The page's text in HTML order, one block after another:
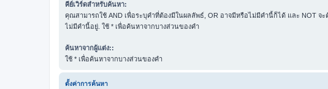
คีย์เวิร์ดสำหรับค้นหา:
คุณสามารถใช้ AND เพื่อระบุคำที่ต้องมีในผลลัพธ์, OR อาจมีหรือไม่มีคำนี้ก็ได้ และ NOT จะ
ไม่มีคำนี้อยู่. ใช้ * เพื่อค้นหาจากบางส่วนของคำ
ค้นหาจากผู้แต่ง::
ใช้ * เพื่อค้นหาจากบางส่วนของคำ
ตั้งค่าการค้นหา